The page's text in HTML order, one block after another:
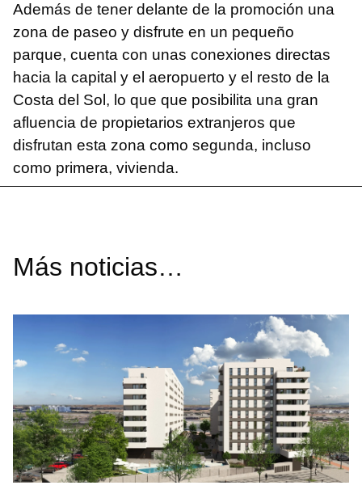
Además de tener delante de la promoción una
zona de paseo y disfrute en un pequeño
parque, cuenta con unas conexiones directas
hacia la capital y el aeropuerto y el resto de la
Costa del Sol, lo que que posibilita una gran
afluencia de propietarios extranjeros que
disfrutan esta zona como segunda, incluso
como primera, vivienda.
Más noticias…